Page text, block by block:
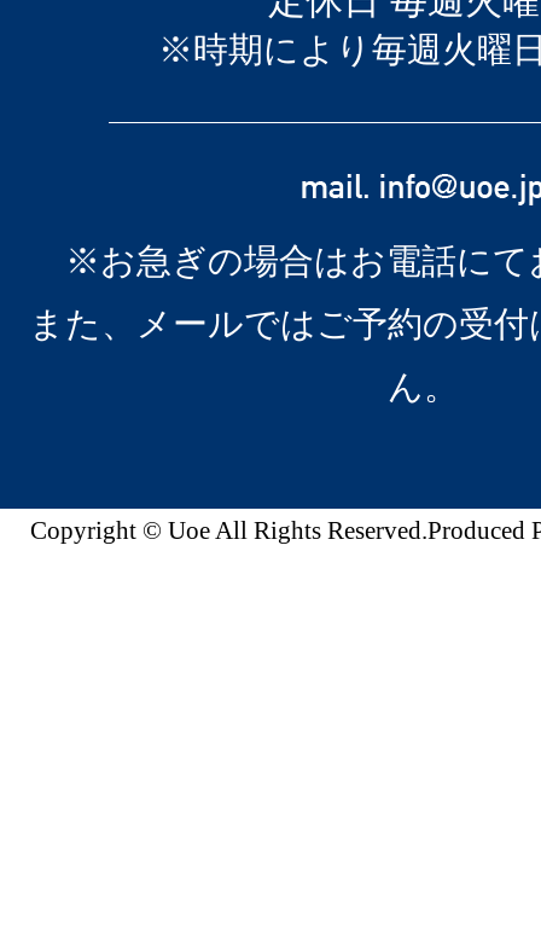
※時期により毎週火曜
※お急ぎの場合はお電話にて
また、メールではご予約の受
ん。
Copyright © Uoe All Rights Reserved.Produced